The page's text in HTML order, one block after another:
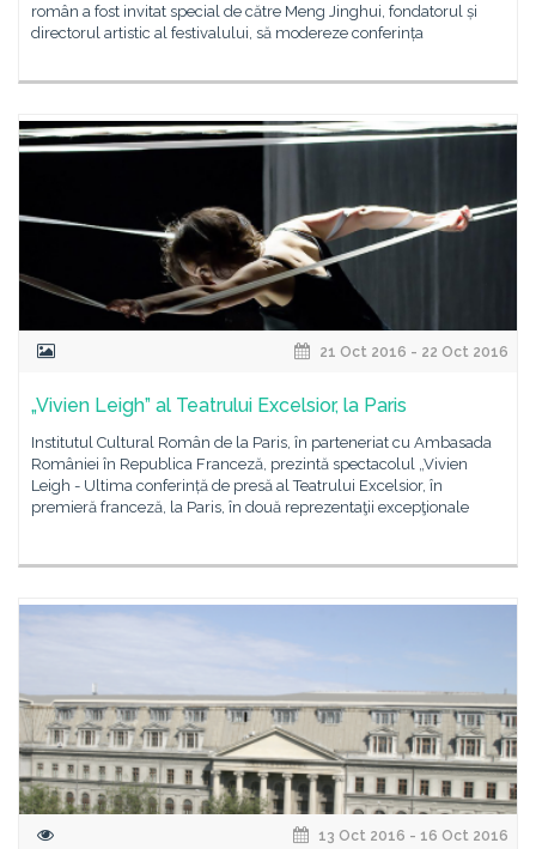
român a fost invitat special de către Meng Jinghui, fondatorul și
directorul artistic al festivalului, să modereze conferința
21 Oct 2016 - 22 Oct 2016
„Vivien Leigh” al Teatrului Excelsior, la Paris
Institutul Cultural Român de la Paris, în parteneriat cu Ambasada
României în Republica Franceză, prezintă spectacolul „Vivien
Leigh - Ultima conferință de presă al Teatrului Excelsior, în
premieră franceză, la Paris, în două reprezentaţii excepţionale
13 Oct 2016 - 16 Oct 2016